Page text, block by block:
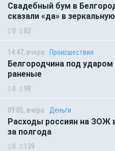
Свадебный бум в
сказали «да» в
0 82
14:47, вчера Происшествия
Белгородчина под
раненые
0 98
09:05, вчера Деньги
Расходы россиян на ЗОЖ
за полгода
0 139